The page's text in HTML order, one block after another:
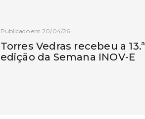
Publicado em 20/04/26
Torres Vedras recebeu a 13.ª
edição da Semana INOV-E